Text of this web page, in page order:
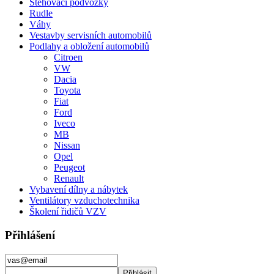
Stěhovací podvozky
Rudle
Váhy
Vestavby servisních automobilů
Podlahy a obložení automobilů
Citroen
VW
Dacia
Toyota
Fiat
Ford
Iveco
MB
Nissan
Opel
Peugeot
Renault
Vybavení dílny a nábytek
Ventilátory vzduchotechnika
Školení řidičů VZV
Přihlášení